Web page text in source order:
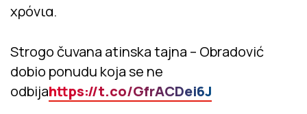
χρόνια.
Strogo čuvana atinska tajna – Obradović
dobio ponudu koja se ne
odbijahttps://t.co/GfrACDei6J